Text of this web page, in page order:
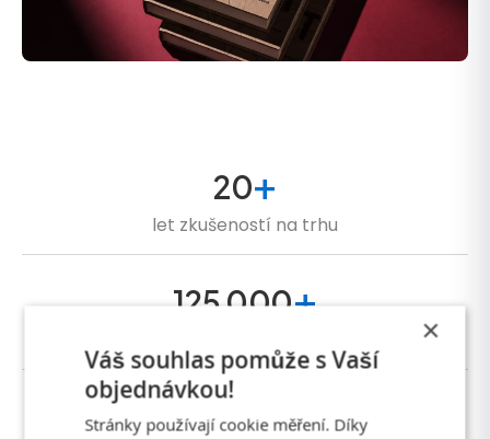
20+
let zkušeností na trhu
125 000+
85 %+
×
Váš souhlas pomůže s Vaší
objednávkou!
Stránky používají cookie měření. Díky